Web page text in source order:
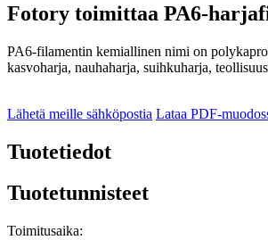
Fotory toimittaa PA6-
PA6-filamentin kemiallinen nimi on
kasvoharja, nauhaharja, suihkuharja,
Lähetä meille sähköpostia Lataa PDF-
Tuotetiedot
Tuotetunnisteet
Toimitusaika: